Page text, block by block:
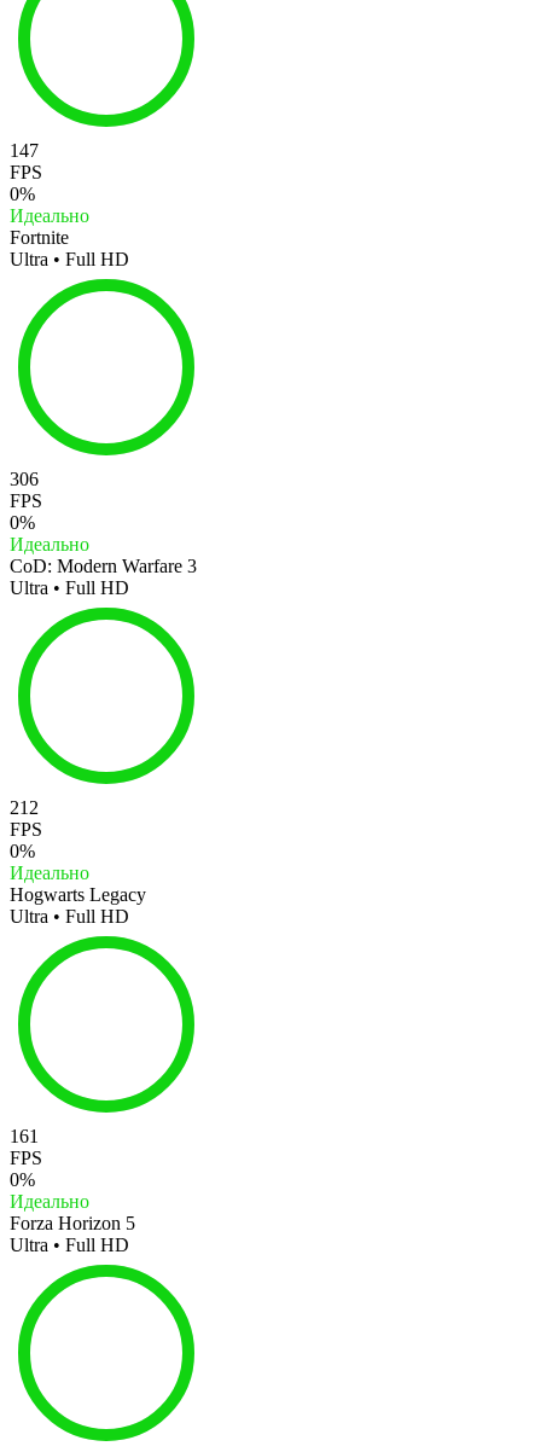
147
FPS
0%
Идеально
Fortnite
Ultra • Full HD
306
FPS
0%
Идеально
CoD: Modern Warfare 3
Ultra • Full HD
212
FPS
0%
Идеально
Hogwarts Legacy
Ultra • Full HD
161
FPS
0%
Идеально
Forza Horizon 5
Ultra • Full HD